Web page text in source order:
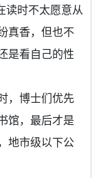
读时不太愿意从
真香，但也不
是看自己的性
，博士们优先
馆，最后才是
地市级以下公